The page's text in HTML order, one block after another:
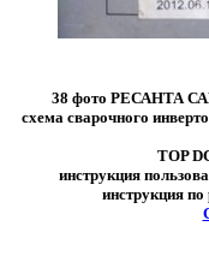
38 фото РЕСАНТА
схема сварочного
TOP
инструкция
инструкция